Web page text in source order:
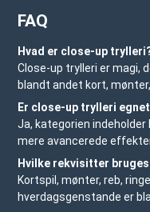
FAQ
Hvad er close-up
Close-up trylleri er magi,
blandt andet kort,
Er close-up trylleri
Ja, kategorien
mere avancerede
Hvilke rekvisitter
Kortspil, mønter, reb,
hverdagsgenstande er